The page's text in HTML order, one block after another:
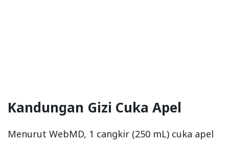
Kandungan Gizi Cuka Apel
Menurut WebMD, 1 cangkir (250 mL) cuka apel